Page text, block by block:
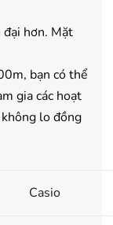
đại hơn. Mặt
bạn có thể
gia các hoạt
lo đồng
Casio